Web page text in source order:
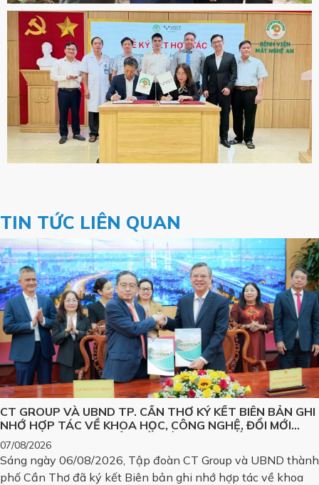
TIN TỨC LIÊN QUAN
CT GROUP VÀ UBND TP. CẦN THƠ KÝ KẾT BIÊN BẢN GHI
NHỚ HỢP TÁC VỀ KHOA HỌC, CÔNG NGHỆ, ĐỔI MỚI
SÁNG TẠO VÀ CHUYỂN ĐỔI SỐ, PHÁT TRIỂN CÁC SẢN
PHẨM CÔNG NGHỆ CHIẾN LƯỢC
07/08/2026
Sáng ngày 06/08/2026, Tập đoàn CT Group và UBND thành
phố Cần Thơ đã ký kết Biên bản ghi nhớ hợp tác về khoa